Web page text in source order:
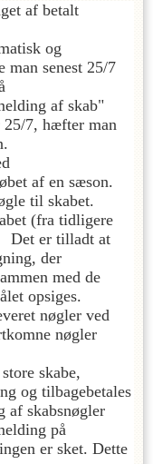
af betalt
og
senest 25/7
af skab"
25/7, hæfter man
af en sæson.
til skabet.
(fra tidligere
Det er tilladt at
der
med de
opsiges.
nøgler ved
nøgler
skabe,
og tilbagebetales
af skabsnøgler
på
er sket. Dette